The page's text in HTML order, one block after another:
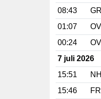
08:43
GR
01:07
OV
00:24
OV
7 juli 2026
15:51
NH
15:46
FR